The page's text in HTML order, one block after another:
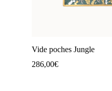
Vide poches Jungle
286,00€